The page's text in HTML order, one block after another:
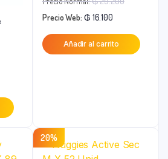
era:
₲ 36.300.
original
era:
Precio Web: ₲ 16.100
precio
actual
Añadir al carrito
20%